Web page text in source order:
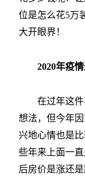
位是怎么花5万
大开眼界！
2020年疫
在过年这
想法，但今年
兴地心情也是
些年来上面一
后房价是涨还